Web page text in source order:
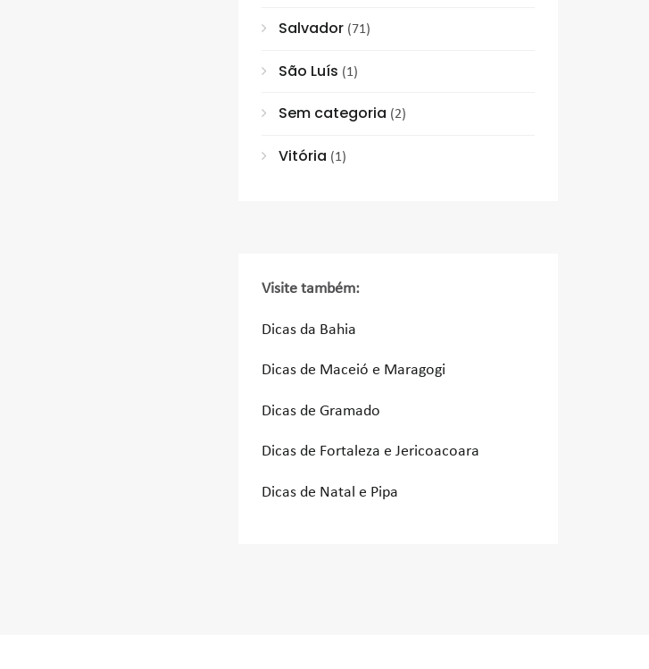
Salvador (71)
São Luís (1)
Sem categoria (2)
Vitória (1)
Visite também:
Dicas da Bahia
Dicas de Maceió e Maragogi
Dicas de Gramado
Dicas de Fortaleza e Jericoacoara
Dicas de Natal e Pipa